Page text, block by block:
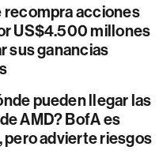
recompra acciones
US$4.500 millones
sus ganancias
pueden llegar las
AMD? BofA es
pero advierte riesgos